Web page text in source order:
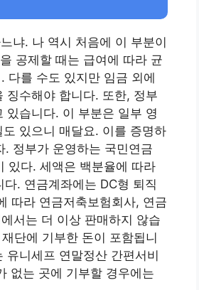
냐. 나 역시 처음에 이 부분이
공제할 때는 급여에 따라 균
다를 수도 있지만 임금 외에
징수해야 합니다. 또한, 정부
있습니다. 이 부분은 일부 영
있으니 매달요. 이를 증명하
정부가 운영하는 국민연금
있다. 세액은 백분율에 따라
. 연금계좌에는 DC형 퇴직
따라 연금저축보험회사, 연금
서는 더 이상 판매하지 않습
단에 기부한 돈이 포함됩니
니세프 연말정산 간편서비
없는 곳에 기부할 경우에는